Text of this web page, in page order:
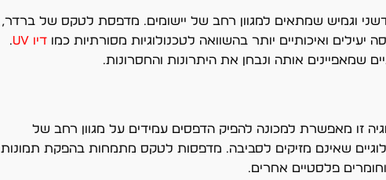
וגמיש שמתאים למגוון רחב של יישומים. מדפסת לטקס של ברדר,
ואיכותיים יותר בהשוואה לטכנולוגיות מסורתיות כמו דיו UV
.
אותה ונבחן את היתרונות והחסרונות.
זו מאפשרת למכונה להפיק הדפסים עמידים על מגוון רחב של
שאינם מזיקים לסביבה. מדפסות לטקס מתמחות בהפקת תמונות
פלסטיים אחרים.